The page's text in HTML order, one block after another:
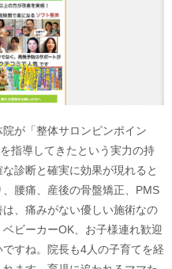
が「整体サロンピンポイン
指導してきたという実力の持
診断と確実に効果が現れると
腰痛、産後の骨盤矯正、PMS
、痛みがない優しい施術なの
ビーカーOK、お子様連れ歓迎
すね。院長も4人の子育てを経